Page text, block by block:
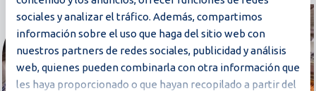
sociales y analizar el tráfico. Además, compartimos
información sobre el uso que haga del sitio web con
nuestros partners de redes sociales, publicidad y análisis
web, quienes pueden combinarla con otra información que
les haya proporcionado o que hayan recopilado a partir del